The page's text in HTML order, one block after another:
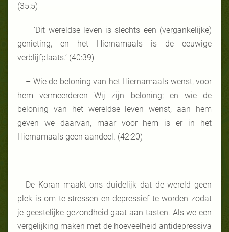
(35:5)
– ‘Dit wereldse leven is slechts een (vergankelijke)
genieting, en het Hiernamaals is de eeuwige
verblijfplaats.’ (40:39)
– Wie de beloning van het Hiernamaals wenst, voor
hem vermeerderen Wij zijn beloning; en wie de
beloning van het wereldse leven wenst, aan hem
geven we daarvan, maar voor hem is er in het
Hiernamaals geen aandeel. (42:20)
De Koran maakt ons duidelijk dat de wereld geen
plek is om te stressen en depressief te worden zodat
je geestelijke gezondheid gaat aan tasten. Als we een
vergelijking maken met de hoeveelheid antidepressiva